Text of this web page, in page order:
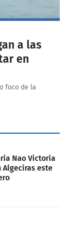
a las
en
foco de la
Nao Victoria
Algeciras este